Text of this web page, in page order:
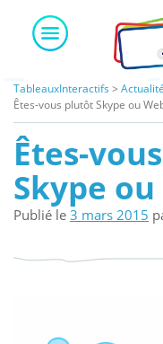
content
TableauxInteractifs >
Êtes-vous plutôt Skype ou
Êtes-
Skype ou
Publié le 3 mars 2015